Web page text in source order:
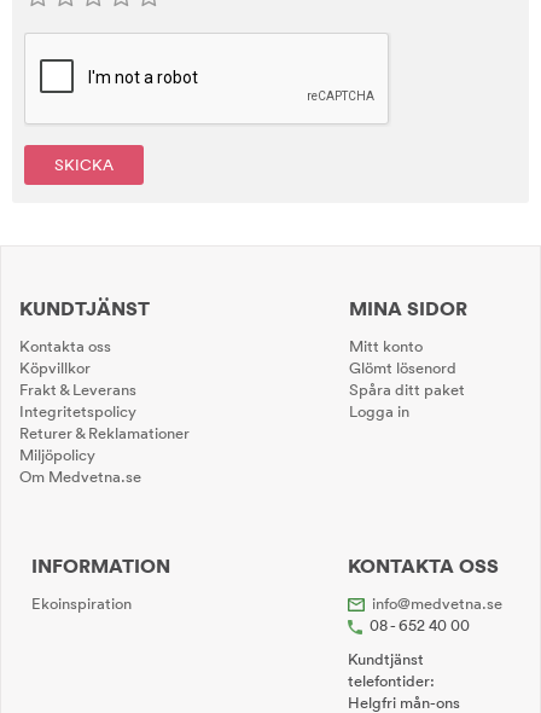
SKICKA
KUNDTJÄNST
Kontakta oss
Köpvillkor
Frakt & Leverans
Integritetspolicy
Returer & Reklamationer
Miljöpolicy
Om Medvetna.se
MINA SIDOR
Mitt konto
Glömt lösenord
Spåra ditt paket
Logga in
INFORMATION
Ekoinspiration
KONTAKTA OSS
info@medvetna.se
08 - 652 40 00
Kundtjänst
telefontider:
Helgfri mån-ons